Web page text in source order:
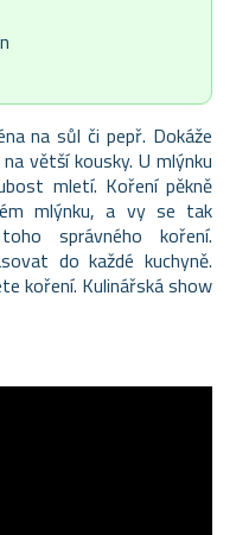
na sůl či pepř. Dokáže
větší kousky. U mlýnku
mletí. Koření pěkně
mlýnku, a vy se tak
správného koření.
do každé kuchyně.
koření. Kulinářská show